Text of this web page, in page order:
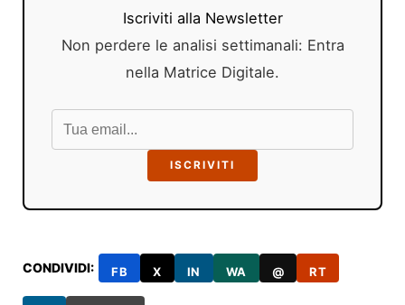
Iscriviti alla Newsletter
Non perdere le analisi settimanali: Entra
nella Matrice Digitale.
ISCRIVITI
CONDIVIDI: FB X IN WA @ RT